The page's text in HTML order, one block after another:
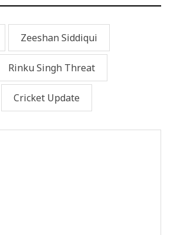
Zeeshan Siddiqui
Rinku Singh Threat
Cricket Update